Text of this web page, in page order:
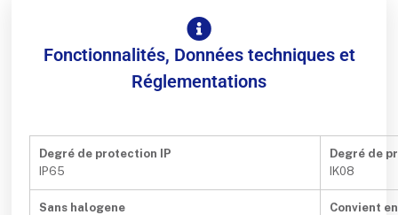
Fonctionnalités, Données techniques et
Réglementations
Degré de protection IP
IP65
Degré de
IK08
Sans halogene
Convient